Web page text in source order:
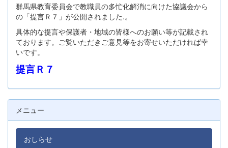
群馬県教育委員会で教職員の多忙化解消に向けた協議会から
の「提言Ｒ７」が公開されました.。
具体的な提言や保護者・地域の皆様へのお願い等が記載され
ております。ご覧いただきご意見等をお寄せいただければ幸
いです。
提言Ｒ７
メニュー
おしらせ